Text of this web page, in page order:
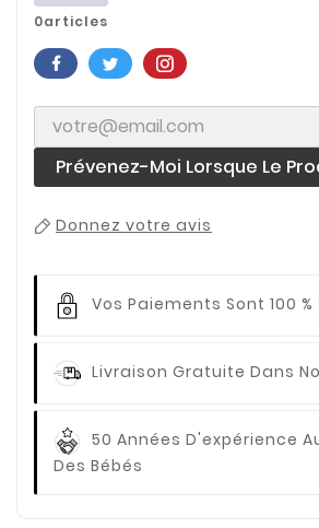
0articles
Prévenez-Moi Lorsque Le
Donnez votre avis
Vos Paiements Sont 100
Livraison Gratuite Dans
50 Années D'expérience
Des Bébés